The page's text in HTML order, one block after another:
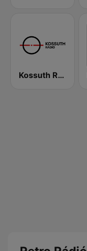
Kossuth Rádió